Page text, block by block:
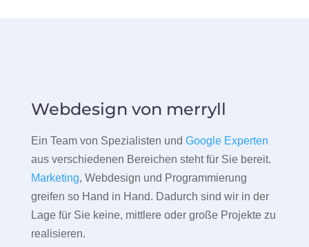
Webdesign von merryll
Ein Team von Spezialisten und Google Experten
aus verschiedenen Bereichen steht für Sie bereit.
Marketing, Webdesign und Programmierung
greifen so Hand in Hand. Dadurch sind wir in der
Lage für Sie keine, mittlere oder große Projekte zu
realisieren.